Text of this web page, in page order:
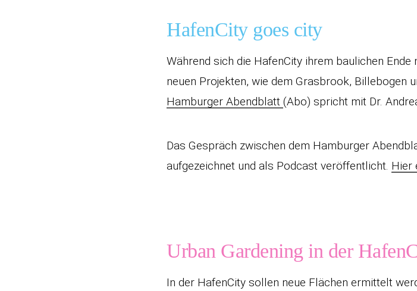
HafenCity goes city
Während sich die HafenCity ihrem baulichen
neuen Projekten, wie dem Grasbrook, Billebogen
Hamburger Abendblatt (Abo) spricht mit Dr.
Das Gespräch zwischen dem Hamburger
aufgezeichnet und als Podcast veröffentlicht. Hier
Urban Gardening in der
In der HafenCity sollen neue Flächen ermittelt